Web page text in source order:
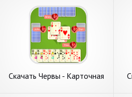
Скачать Червы - Карточная